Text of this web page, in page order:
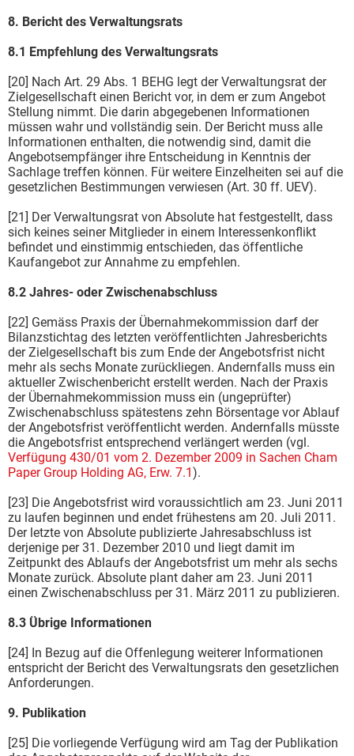
8. Bericht des Verwaltungsrats
8.1 Empfehlung des Verwaltungsrats
[20] Nach Art. 29 Abs. 1 BEHG legt der Verwaltungsrat der
Zielgesellschaft einen Bericht vor, in dem er zum Angebot
Stellung nimmt. Die darin abgegebenen Informationen
müssen wahr und vollständig sein. Der Bericht muss alle
Informationen enthalten, die notwendig sind, damit die
Angebotsempfänger ihre Entscheidung in Kenntnis der
Sachlage treffen können. Für weitere Einzelheiten sei auf die
gesetzlichen Bestimmungen verwiesen (Art. 30 ff. UEV).
[21] Der Verwaltungsrat von Absolute hat festgestellt, dass
sich keines seiner Mitglieder in einem Interessenkonflikt
befindet und einstimmig entschieden, das öffentliche
Kaufangebot zur Annahme zu empfehlen.
8.2 Jahres- oder Zwischenabschluss
[22] Gemäss Praxis der Übernahmekommission darf der
Bilanzstichtag des letzten veröffentlichten Jahresberichts
der Zielgesellschaft bis zum Ende der Angebotsfrist nicht
mehr als sechs Monate zurückliegen. Andernfalls muss ein
aktueller Zwischenbericht erstellt werden. Nach der Praxis
der Übernahmekommission muss ein (ungeprüfter)
Zwischenabschluss spätestens zehn Börsentage vor Ablauf
der Angebotsfrist veröffentlicht werden. Andernfalls müsste
die Angebotsfrist entsprechend verlängert werden (vgl.
Verfügung 430/01 vom 2. Dezember 2009 in Sachen Cham
Paper Group Holding AG, Erw. 7.1).
[23] Die Angebotsfrist wird voraussichtlich am 23. Juni 2011
zu laufen beginnen und endet frühestens am 20. Juli 2011.
Der letzte von Absolute publizierte Jahresabschluss ist
derjenige per 31. Dezember 2010 und liegt damit im
Zeitpunkt des Ablaufs der Angebotsfrist um mehr als sechs
Monate zurück. Absolute plant daher am 23. Juni 2011
einen Zwischenabschluss per 31. März 2011 zu publizieren.
8.3 Übrige Informationen
[24] In Bezug auf die Offenlegung weiterer Informationen
entspricht der Bericht des Verwaltungsrats den gesetzlichen
Anforderungen.
9. Publikation
[25] Die vorliegende Verfügung wird am Tag der Publikation